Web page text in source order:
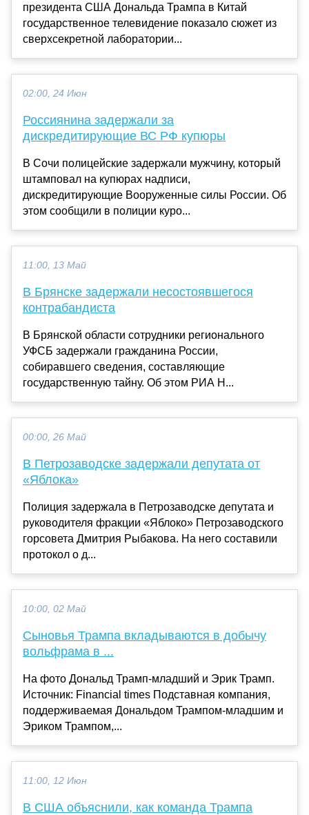
президента США Дональда Трампа в Китай
государственное телевидение показало сюжет из
сверхсекретной лаборатории...
02:00, 24 Июн
Россиянина задержали за
дискредитирующие ВС РФ купюры
В Сочи полицейские задержали мужчину, который
штамповал на купюрах надписи,
дискредитирующие Вооруженные силы России. Об
этом сообщили в полиции куро...
11:00, 13 Май
В Брянске задержали несостоявшегося
контрабандиста
В Брянской области сотрудники регионального
УФСБ задержали гражданина России,
собиравшего сведения, составляющие
государственную тайну. Об этом РИА Н...
00:00, 26 Май
В Петрозаводске задержали депутата от
«Яблока»
Полиция задержала в Петрозаводске депутата и
руководителя фракции «Яблоко» Петрозаводского
горсовета Дмитрия Рыбакова. На него составили
протокол о д...
10:00, 02 Май
Сыновья Трампа вкладываются в добычу
вольфрама в ...
На фото Дональд Трамп-младший и Эрик Трамп.
Источник: Financial times Подставная компания,
поддерживаемая Дональдом Трампом-младшим и
Эриком Трампом,...
11:00, 12 Июн
В США объяснили, как команда Трампа